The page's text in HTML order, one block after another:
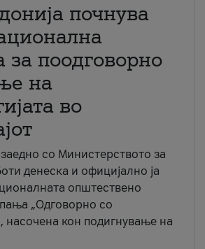
почнува
поодговорно
на
во
со Министерството за
денеска и официјално ја
општествено
„Одговорно со
насочена кон подигнување на